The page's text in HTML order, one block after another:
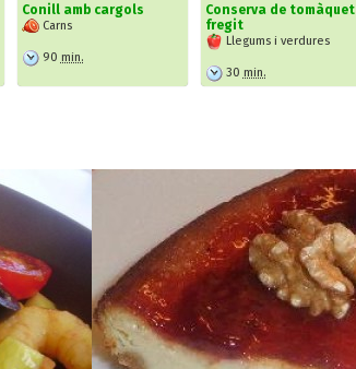
Conill amb cargols
Carns
90 min.
Conserva de tomàquet
fregit
Llegums i verdures
30 min.